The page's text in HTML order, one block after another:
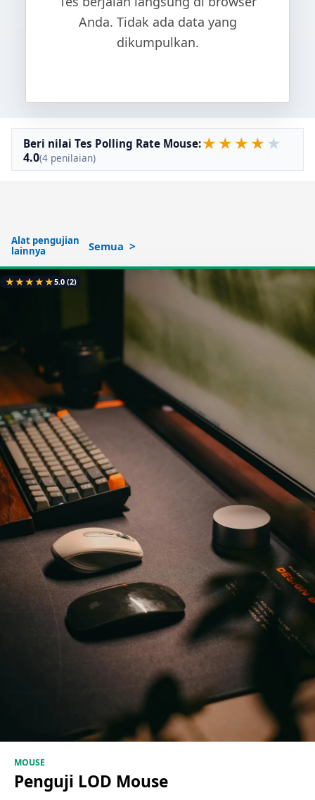
Anda. Tidak ada data yang
dikumpulkan.
Beri nilai Tes Polling Rate Mouse:★ ★ ★ ★ ★
4.0(4 penilaian)
Alat pengujian
lainnya
Semua
★★★★★5.0(2)
MOUSE
Penguji LOD Mouse